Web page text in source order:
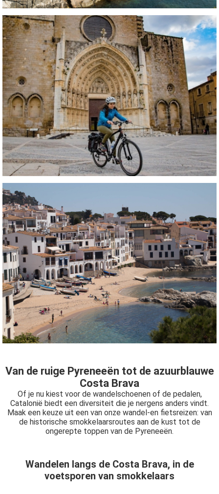
Van de ruige Pyreneeën tot de azuurblauwe
Costa Brava
Of je nu kiest voor de wandelschoenen of de pedalen,
Catalonië biedt een diversiteit die je nergens anders vindt.
Maak een keuze uit een van onze wandel-en fietsreizen: van
de historische smokkelaarsroutes aan de kust tot de
ongerepte toppen van de Pyreneeën.
Wandelen langs de Costa Brava, in de
voetsporen van smokkelaars